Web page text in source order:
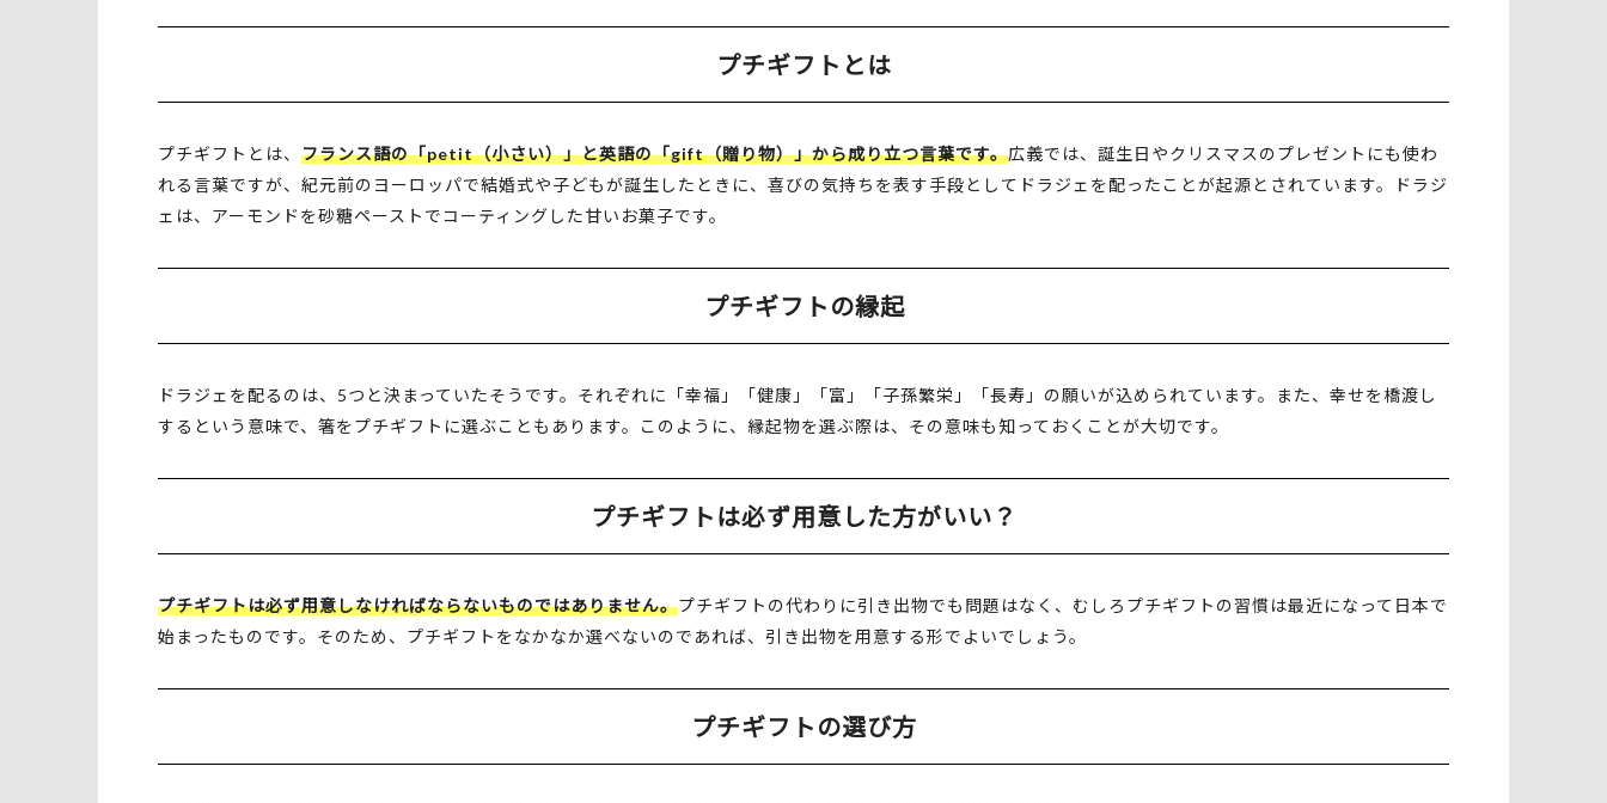
プチギフトとは
プチギフトとは、 フランス語の「petit（小さい）」と英語の「gift（贈り物）」から成り立つ言葉です。広義では、誕生日やクリスマスのプレゼントにも使わ
れる言葉ですが、紀元前のヨーロッパで結婚式や子どもが誕生したときに、喜びの気持ちを表す手段としてドラジェを配ったことが起源とされています。ドラジ
ェは、アーモンドを砂糖ペーストでコーティングした甘いお菓子です。
プチギフトの縁起
ドラジェを配るのは、5つと決まっていたそうです。それぞれに「幸福」「健康」「富」「子孫繁栄」「長寿」の願いが込められています。また、幸せを橋渡し
するという意味で、箸をプチギフトに選ぶこともあります。このように、縁起物を選ぶ際は、その意味も知っておくことが大切です。
プチギフトは必ず用意した方がいい？
プチギフトは必ず用意しなければならないものではありません。プチギフトの代わりに引き出物でも問題はなく、むしろプチギフトの習慣は最近になって日本で
始まったものです。そのため、プチギフトをなかなか選べないのであれば、引き出物を用意する形でよいでしょう。
プチギフトの選び方